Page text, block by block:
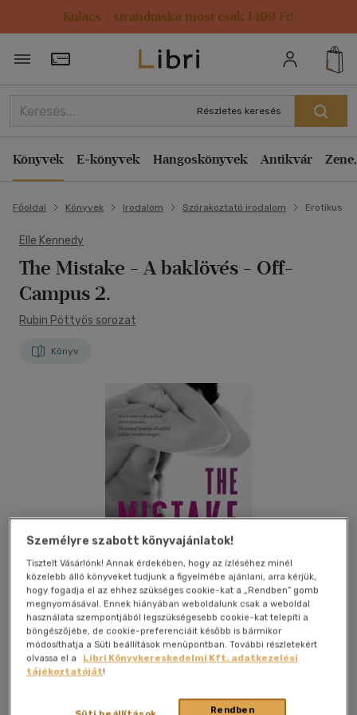
Kulacs / strandtáska most csak 1499 Ft!
Törzsvásárlói Kártya adatai
Részletes keresés
Könyvek E-könyvek Hangoskönyvek Antikvár
Főoldal Könyvek Irodalom Szórakoztató irodalom Erotikus
Elle Kennedy
The Mistake - A baklövés - Off-
Campus 2.
Rubin Pöttyös sorozat
Könyv
Kívánságlistához adom Megosztom
Személyre szabott könyvajánlatok!
Tisztelt Vásárlónk! Annak érdekében, hogy az ízléséhez minél
közelebb álló könyveket tudjunk a figyelmébe ajánlani, arra kérjük,
hogy fogadja el az ehhez szükséges cookie-kat a „Rendben” gomb
megnyomásával. Ennek hiányában weboldalunk csak a weboldal
használata szempontjából legszükségesebb cookie-kat telepíti a
böngészőjébe, de cookie-preferenciáit később is bármikor
módosíthatja a Süti beállítások menüpontban. További részletekért
olvassa el a
Libri Könyvkereskedelmi Kft. adatkezelési
tájékoztatóját!
Rendben